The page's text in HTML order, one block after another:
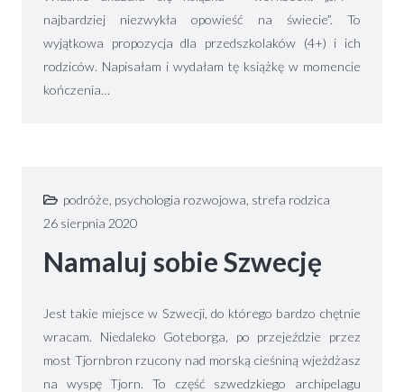
najbardziej niezwykła opowieść na świecie”. To
wyjątkowa propozycja dla przedszkolaków (4+) i ich
rodziców. Napisałam i wydałam tę książkę w momencie
kończenia…
podróże psychologia rozwojowa strefa rodzica
26 sierpnia 2020
Namaluj sobie Szwecję
Jest takie miejsce w Szwecji, do którego bardzo chętnie
wracam. Niedaleko Goteborga, po przejeździe przez
most Tjornbron rzucony nad morską cieśniną wjeżdżasz
na wyspę Tjorn. To część szwedzkiego archipelagu